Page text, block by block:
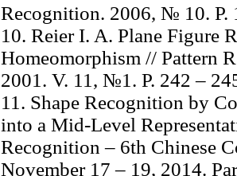
Recognition. 2006, № 10. P.
10. Reier I. A. Plane Figure
Homeomorphism // Pattern
2001. V. 11, №1. P. 242 –
11. Shape Recognition by
into a Mid-Level
Recognition – 6th Chinese
November 17 – 19, 2014.